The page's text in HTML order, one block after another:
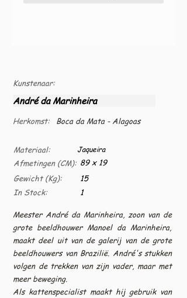
Kunstenaar:
André da Marinheira
Herkomst: Boca da Mata - Alagoas
Materiaal:
Afmetingen (CM):
Gewicht (Kg):
In Stock:
Jaqueira
89 x 19
15
1
Meester André da Marinheira, zoon van de
grote beeldhouwer Manoel da Marinheira,
maakt deel uit van de galerij van de grote
beeldhouwers van Brazilië. André's stukken
volgen de trekken van zijn vader, maar met
meer beweging.
Als kattenspecialist maakt hij gebruik van